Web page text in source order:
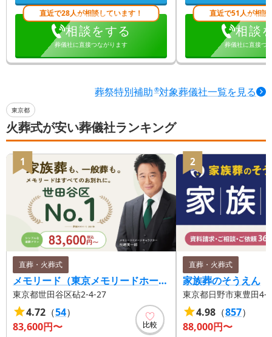
直近で28人が相談しています！
相談をする
葬儀社に直接つながります
直近で51人が相談
相談
葬儀社に直接つ
葬祭特別補助 ®対象葬儀社一覧を見る
東京都
火葬式が安い葬儀社ランキング
1
直葬・火葬式
メモリード（東京メモリードホール）
東京都世田谷区砧2-4-27
4.72 （54）
83,600円〜 比較
2
直葬・火葬式
家族葬のそうえん
東京都日野市東豊田4-
4.98 （857）
88,000円〜